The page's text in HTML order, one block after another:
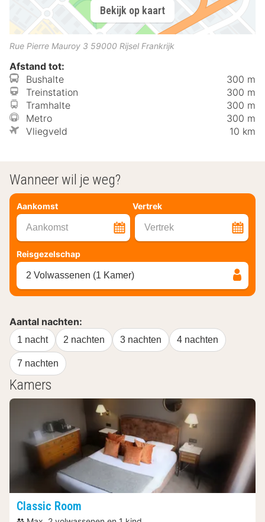
Bekijk op kaart
Rue Pierre Mauroy 3 59000 Rijsel Frankrijk
Afstand tot:
Bushalte
300 m
Treinstation
300 m
Tramhalte
300 m
Metro
300 m
Vliegveld
10 km
Wanneer wil je weg?
Aankomst Vertrek
Aankomst Vertrek
Reisgezelschap
2 Volwassenen (1 Kamer)
Aantal nachten:
1 nacht 2 nachten 3 nachten 4 nachten
7 nachten
Kamers
Classic Room